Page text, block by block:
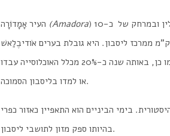
(Amadora , ממוקמת באזור הצפון מערבי של המטרופולין ובמרחק של כ-10
נרשם כי התגוררו באמדורה כ-171,500 תושבים בשטח של 23.79 קמ”ר. כמו כן, באותה שנה כ-20% מכלל האוכלוסייה עבדו
או למדו בליסבון הסמוכה.
בימי הביניים הוא התאפיין כאזור כפרי
בהיותו ספק מזון לתושבי ליסבון.